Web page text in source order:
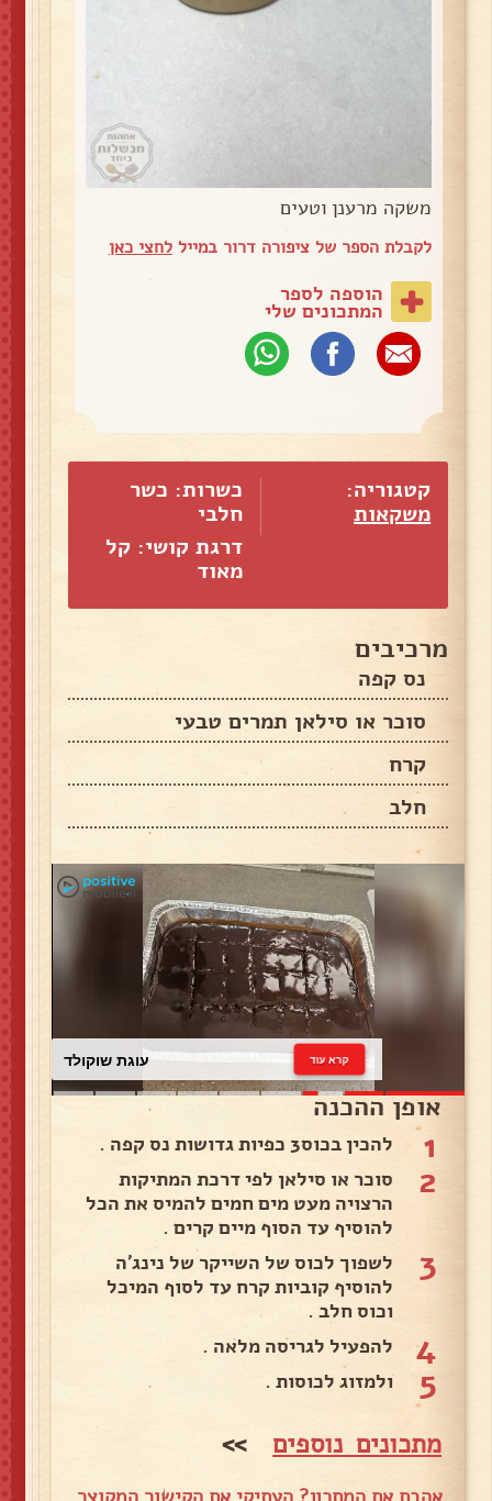
משקה מרענן וטעים
לקבלת הספר של ציפורה דרור במייללחצי כאן
הוספה לספר
המתכונים שלי
קטגוריה:
משקאות
כשרות: כשר
חלבי
דרגת קושי: קל
מאוד
מרכיבים
נס קפה
סוכר או סילאן תמרים טבעי
קרח
חלב
עוגת שוקולד קרא עוד
אופן ההכנה
1 להכין בכוס3 כפיות גדושות נס קפה .
2
סוכר או סילאן לפי דרכת המתיקות
הרצויה מעט מים חמים להמיס את הכל
להוסיף עד הסוף מיים קרים .
3
לשפוך לכוס של השייקר של נינג׳ה
להוסיף קוביות קרח עד לסוף המיכל
וכוס חלב .
4 להפעיל לגריסה מלאה .
5 ולמזוג לכוסות .
מתכונים נוספים >>